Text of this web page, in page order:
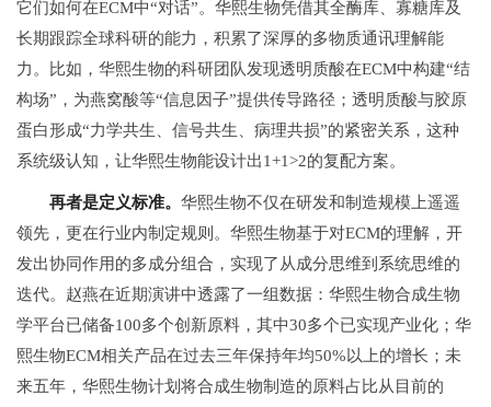
它们如何在ECM中“对话”。华熙生物凭借其全酶库、寡糖库及
长期跟踪全球科研的能力，积累了深厚的多物质通讯理解能
力。比如，华熙生物的科研团队发现透明质酸在ECM中构建“结
构场”，为燕窝酸等“信息因子”提供传导路径；透明质酸与胶原
蛋白形成“力学共生、信号共生、病理共损”的紧密关系，这种
系统级认知，让华熙生物能设计出1+1>2的复配方案。
再者是定义标准。 华熙生物不仅在研发和制造规模上遥遥
领先，更在行业内制定规则。华熙生物基于对ECM的理解，开
发出协同作用的多成分组合，实现了从成分思维到系统思维的
迭代。赵燕在近期演讲中透露了一组数据：华熙生物合成生物
学平台已储备100多个创新原料，其中30多个已实现产业化；华
熙生物ECM相关产品在过去三年保持年均50%以上的增长；未
来五年，华熙生物计划将合成生物制造的原料占比从目前的